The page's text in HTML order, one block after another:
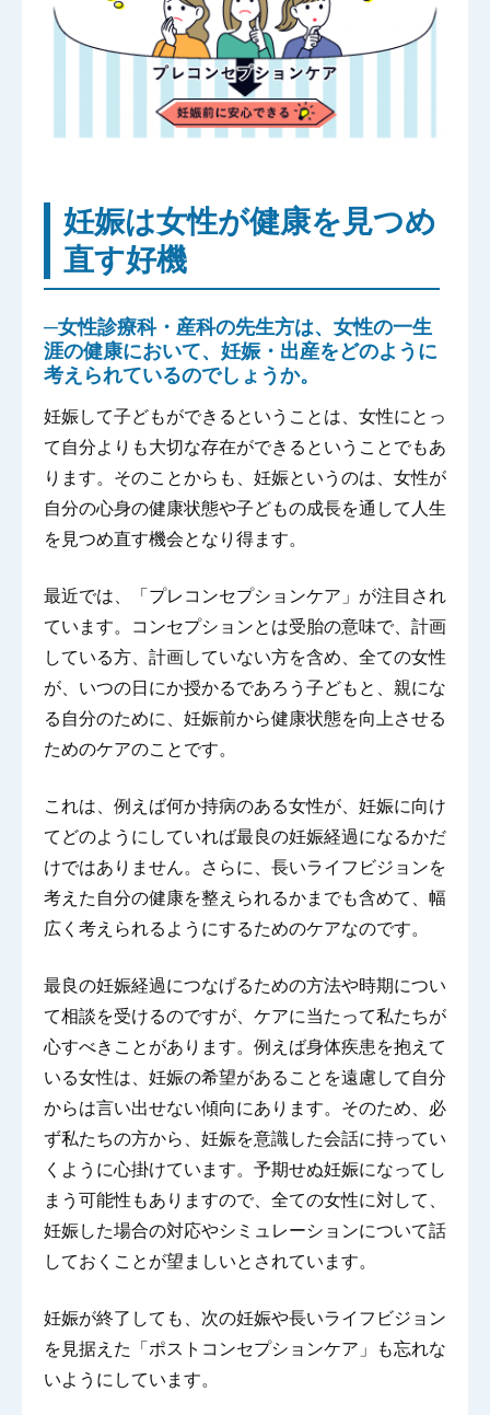
妊娠は女性が健康を見つめ
直す好機
─女性診療科・産科の先生方は、女性の一生
涯の健康において、妊娠・出産をどのように
考えられているのでしょうか。
妊娠して子どもができるということは、女性にとっ
て自分よりも大切な存在ができるということでもあ
ります。そのことからも、妊娠というのは、女性が
自分の心身の健康状態や子どもの成長を通して人生
を見つめ直す機会となり得ます。
最近では、「プレコンセプションケア」が注目され
ています。コンセプションとは受胎の意味で、計画
している方、計画していない方を含め、全ての女性
が、いつの日にか授かるであろう子どもと、親にな
る自分のために、妊娠前から健康状態を向上させる
ためのケアのことです。
これは、例えば何か持病のある女性が、妊娠に向け
てどのようにしていれば最良の妊娠経過になるかだ
けではありません。さらに、長いライフビジョンを
考えた自分の健康を整えられるかまでも含めて、幅
広く考えられるようにするためのケアなのです。
最良の妊娠経過につなげるための方法や時期につい
て相談を受けるのですが、ケアに当たって私たちが
心すべきことがあります。例えば身体疾患を抱えて
いる女性は、妊娠の希望があることを遠慮して自分
からは言い出せない傾向にあります。そのため、必
ず私たちの方から、妊娠を意識した会話に持ってい
くように心掛けています。予期せぬ妊娠になってし
まう可能性もありますので、全ての女性に対して、
妊娠した場合の対応やシミュレーションについて話
しておくことが望ましいとされています。
妊娠が終了しても、次の妊娠や長いライフビジョン
を見据えた「ポストコンセプションケア」も忘れな
いようにしています。